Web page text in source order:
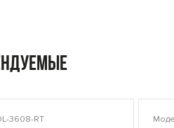
3608-RT